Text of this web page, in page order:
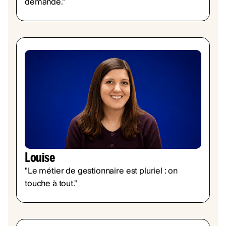
Louise
"Le métier de gestionnaire est pluriel : on
touche à tout."